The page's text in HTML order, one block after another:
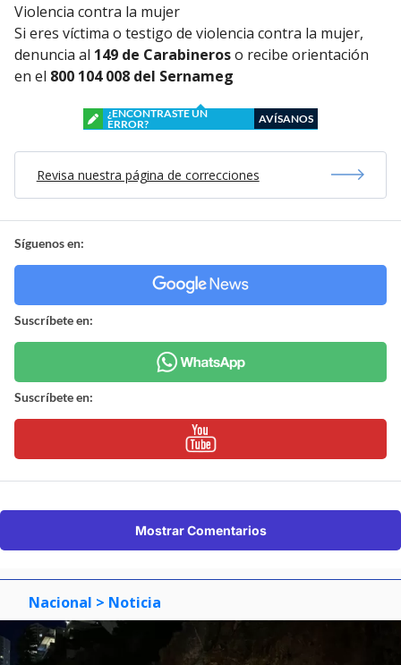
Violencia contra la mujer
Si eres víctima o testigo de violencia contra la mujer,
denuncia al 149 de Carabineroso recibe orientación
en el 800 104 008 del Sernameg
¿ENCONTRASTE UN
ERROR?
AVÍSANOS
Revisa nuestra página de correcciones
Síguenos en:
Suscríbete en:
Suscríbete en:
Mostrar Comentarios
Nacional > Noticia